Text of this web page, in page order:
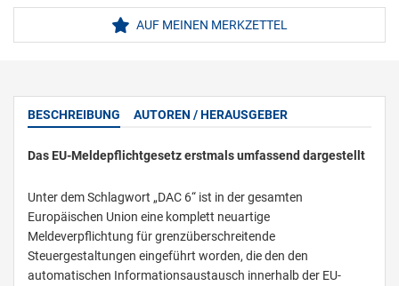
AUF MEINEN MERKZETTEL
BESCHREIBUNG AUTOREN / HERAUSGEBER
Das EU-Meldepflichtgesetz erstmals umfassend dargestellt
Unter dem Schlagwort „DAC 6“ ist in der gesamten
Europäischen Union eine komplett neuartige
Meldeverpflichtung für grenzüberschreitende
Steuergestaltungen eingeführt worden, die den den
automatischen Informationsaustausch innerhalb der EU-